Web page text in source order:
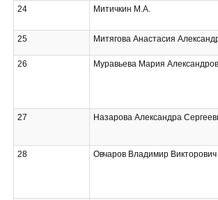
24 Митичкин М.А.
25
Митягова Анастасия
26 Муравьева Мария
27
Назарова Александра
28 Овчаров Владимир Викторович